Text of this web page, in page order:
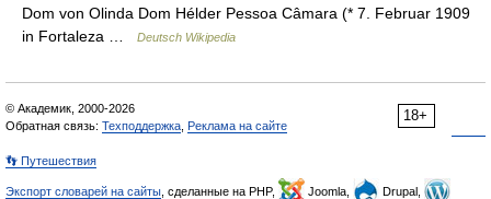
Dom von Olinda Dom Hélder Pessoa Câmara (* 7. Februar 1909
in Fortaleza …
Deutsch Wikipedia
18+
© Академик, 2000-2026
Обратная связь: Техподдержка Реклама на сайте
👣 Путешествия
Экспорт словарей на сайты , сделанные на PHP, Joomla,
Drupal,